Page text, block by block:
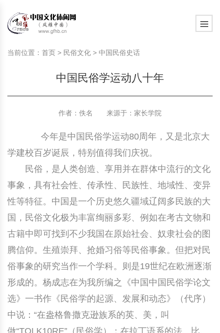
旅游民俗文化动态
中国民俗史话
中国民俗信仰
中外婚俗文化
中国民俗研究
中国民俗时尚
中国传统服饰
中华民居
中华文脉
中国古代休闲文化
国外民俗趣谈
时尚休闲文化
国际交流
中国传统节日
中国生肖文化
中国饮食文化
刺绣
灯笼
草编
扎染
皮影
木雕
紫砂壶
中国民间故事
中国周易文化
国外神秘文化
现代家庭教育知识
教育百科
其他百科
旅游民俗文化动态
中国民俗史话
中国民俗信仰
中外婚俗文化
中国民俗研究
中国民俗时尚
中国传统服饰
中华民居
中华文脉
中国古代休闲文化
国外民俗趣谈
时尚休闲文化
国际交流
中国传统节日
中国生肖文化
中国饮食文化
刺绣
灯笼
草编
扎染
皮影
木雕
紫砂壶
中国民间故事
中国周易文化
国外神秘文化
现代家庭教育知识
教育百科
其他百科
当前位置： 首页 > 民俗文化 > 中国民俗史话
中国民俗学运动八十年
作者：佚名 来源于： 家长学院
今年是中国民俗学运动80周年，又是北京大
学建校百岁诞辰，特别值得我们庆祝。
民俗，是人类创造、享用并在群体中流行的文化
事象，具有社会性、传承性、民族性、地域性、变异
性等特征。中国是一个历史悠久疆域辽阔多民族的大
国，民俗文化极为丰富绚丽多彩、例如在考古文物和
古籍中即可找到不少我国在原始社会、奴隶社会的图
腾信仰。生殖崇拜、抢婚习俗等民俗事象。但把对民
俗事象的研究当作一个学科。则是19世纪在欧洲逐渐
形成的。杨成志在为我所编之《中国中国民俗学论文
选》一书作《民俗学的起源、发展和动态》（代序）
中说：“在盎格鲁撒克逊族系的英、美，叫
做“TOLK10RE”（民俗学）；在拉丁语系的法、比、